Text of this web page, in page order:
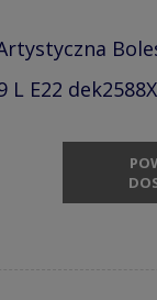
E22 dek2588X